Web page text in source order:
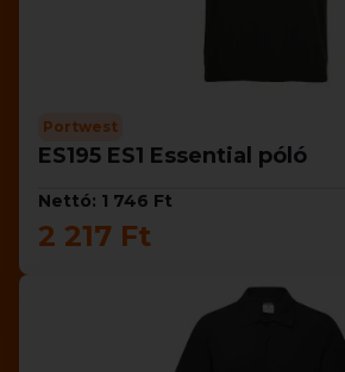
Portwest
ES195 ES1 Essential póló
Nettó: 1 746 Ft
2 217 Ft